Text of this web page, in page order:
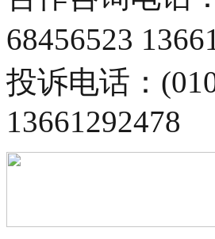
68456523
投诉电话：
13661292478